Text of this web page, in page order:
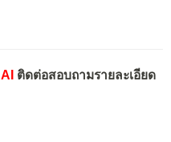
ติดต่อสอบถามรายละเอียด